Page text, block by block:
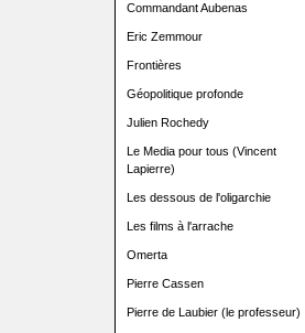
Commandant Aubenas
Eric Zemmour
Frontières
Géopolitique profonde
Julien Rochedy
Le Media pour tous (Vincent
Lapierre)
Les dessous de l'oligarchie
Les films à l'arrache
Omerta
Pierre Cassen
Pierre de Laubier (le professeur)